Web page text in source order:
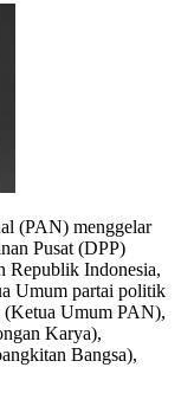
(PAN) menggelar
Pusat (DPP)
Republik Indonesia,
Umum partai politik
(Ketua Umum PAN),
Karya),
Bangsa),